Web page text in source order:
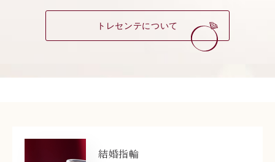
トレセンテについて
結婚指輪